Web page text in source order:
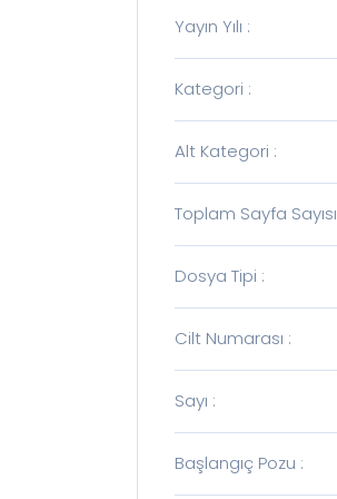
Yayın Yılı :
Kategori :
Alt Kategori :
Toplam Sayfa Sayısı
Dosya Tipi :
Cilt Numarası :
Sayı :
Başlangıç Pozu :